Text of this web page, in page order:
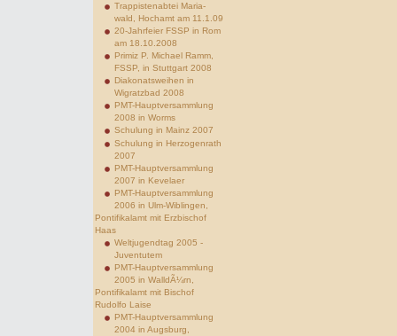
Trappistenabtei Maria-
wald, Hochamt am 11.1.09
20-Jahrfeier FSSP in Rom
am 18.10.2008
Primiz P. Michael Ramm,
FSSP, in Stuttgart 2008
Diakonatsweihen in
Wigratzbad 2008
PMT-Hauptversammlung
2008 in Worms
Schulung in Mainz 2007
Schulung in Herzogenrath
2007
PMT-Hauptversammlung
2007 in Kevelaer
PMT-Hauptversammlung
2006 in Ulm-Wiblingen,
Pontifikalamt mit Erzbischof
Haas
Weltjugendtag 2005 -
Juventutem
PMT-Hauptversammlung
2005 in WalldÃ¼rn,
Pontifikalamt mit Bischof
Rudolfo Laise
PMT-Hauptversammlung
2004 in Augsburg,